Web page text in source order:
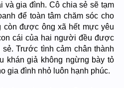
và gia đình. Cô chia sẻ sẽ tạm
để toàn tâm chăm sóc cho
còn được ông xã hết mực yêu
cái của hai người đều được
Trước tình cảm chân thành
khán giả không ngừng bày tỏ
gia đình nhỏ luôn hạnh phúc.